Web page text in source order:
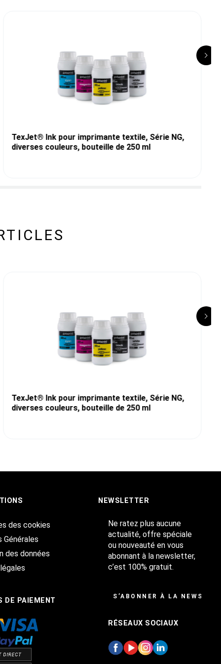
TexJet® Ink pour imprimante textile, Série NG,
diverses couleurs, bouteille de 250 ml
TexJet® Ink pour imprimante textile, Série NG,
diverses couleurs, bouteille de 250 ml
des cookies
Générales
des données
DE PAIEMENT
NEWSLETTER
Ne ratez plus aucune
actualité, offre spéciale
ou nouveauté en vous
abonnant à la newsletter,
c’est 100% gratuit.
S’ABONNER À LA
RÉSEAUX SOCIAUX